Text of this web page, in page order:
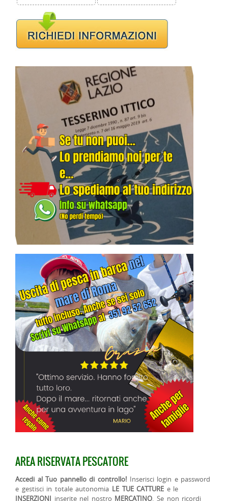
AREA RISERVATA PESCATORE
Accedi al Tuo pannello di controllo! Inserisci login e password
e gestisci in totale autonomia LE TUE CATTURE e le
INSERZIONI inserite nel nostro MERCATINO. Se non ricordi